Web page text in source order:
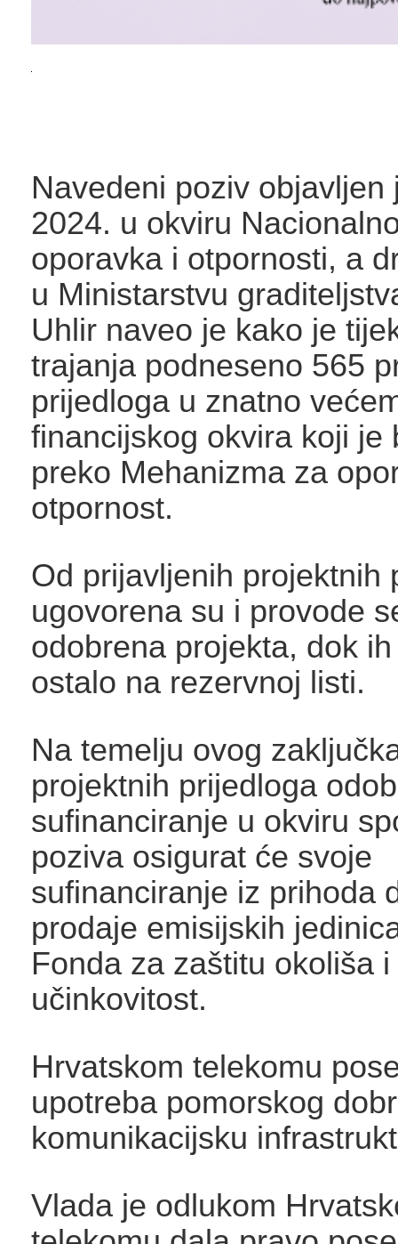
Navedeni poziv objavljen
2024. u okviru
oporavka i otpornosti, a
u Ministarstvu
Uhlir naveo je kako je
trajanja podneseno 565
prijedloga u znatno
financijskog okvira koji je
preko Mehanizma za
otpornost.
Od prijavljenih projektnih
ugovorena su i provode
odobrena projekta, dok
ostalo na rezervnoj listi.
Na temelju ovog
projektnih prijedloga
sufinanciranje u okviru
poziva osigurat će svoje
sufinanciranje iz prihoda
prodaje emisijskih
Fonda za zaštitu okoliša
učinkovitost.
Hrvatskom telekomu
upotreba pomorskog
komunikacijsku
Vlada je odlukom